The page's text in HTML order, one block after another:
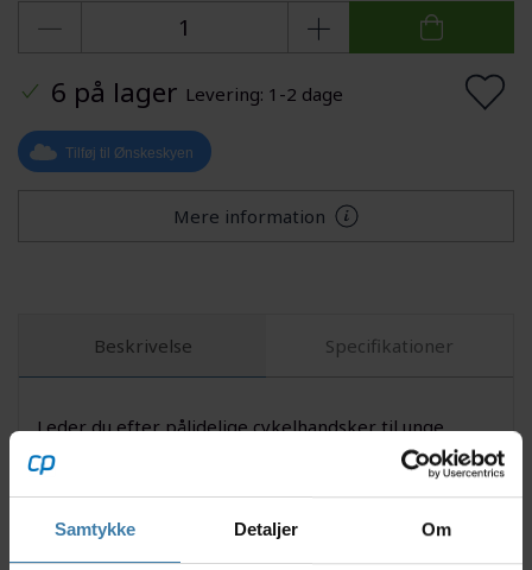
Samtykke Detaljer Om
6 på lager Levering: 1-2 dage
Tilføj til Ønskeskyen
Mere information
Beskrivelse Specifikationer
Leder du efter pålidelige cykelhandsker til unge
cyklister? Northwave Active Max Junior er det
perfekte valg til næste generation af cyklister. Disse
handsker med korte fingre kombinerer komfort,
åndbarhed og slidstyrke, så børn og unge kan få mest
muligt ud af deres cykelture - uanset om det er på